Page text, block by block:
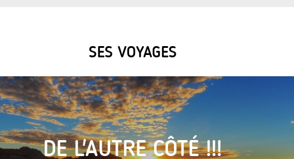
SES VOYAGES
DE L'AUTRE CÔTÉ !!!